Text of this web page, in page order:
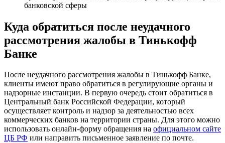
банковской сферы
Куда обратиться после неудачного
рассмотрения жалобы в Тинькофф
Банке
После неудачного рассмотрения жалобы в Тинькофф Банке,
клиенты имеют право обратиться в регулирующие органы и
надзорные инстанции. В первую очередь стоит обратиться в
Центральный банк Российской Федерации, который
осуществляет контроль и надзор за деятельностью всех
коммерческих банков на территории страны. Для этого можно
использовать онлайн-форму обращения на официальном сайте
ЦБ РФ или направить письменное заявление по почте.